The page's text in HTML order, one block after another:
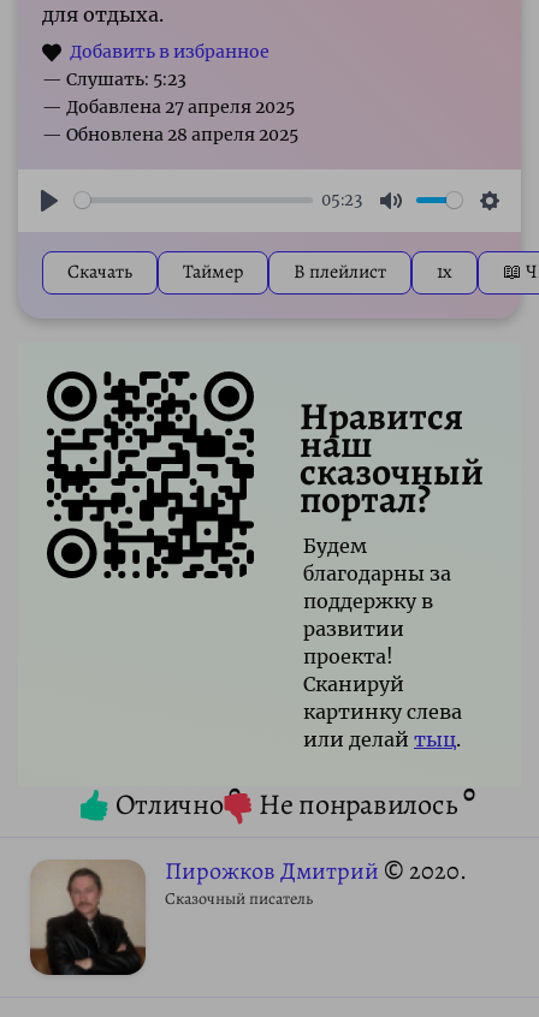
для отдыха.
— Слушать: 5:23
05:23
Mute
Скачать Таймер В плейлист 1x 📖
Нравится
наш
сказочный
портал?
Будем
благодарны за
поддержку в
развитии
проекта!
Сканируй
картинку слева
или делай тыц.
Отлично0 Не понравилось0
Пирожков Дмитрий © 2020.
Сказочный писатель